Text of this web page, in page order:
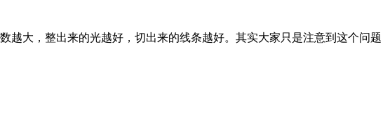
越大，整出来的光越好，切出来的线条越好。其实大家只是注意到这个问题